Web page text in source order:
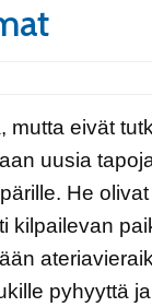
mutta eivät
uusia
He
kilpailevan
pyhyyttä